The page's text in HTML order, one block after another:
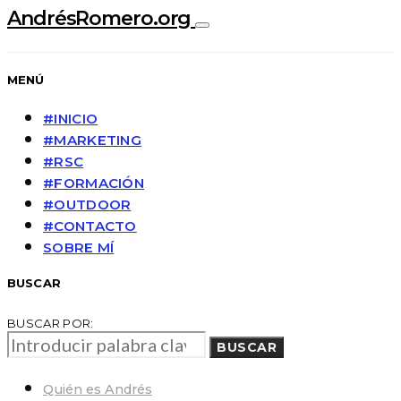
AndrésRomero.org
MENÚ
#INICIO
#MARKETING
#RSC
#FORMACIÓN
#OUTDOOR
#CONTACTO
SOBRE MÍ
BUSCAR
BUSCAR POR:
BUSCAR
Quién es Andrés